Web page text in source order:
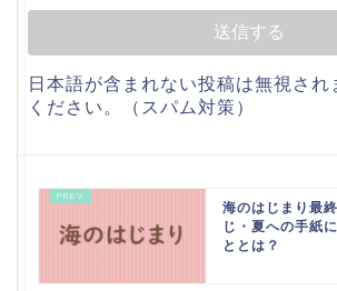
日本語が含まれない投稿は無視され
ください。（スパム対策）
海のはじまり最
じ・夏への手紙
ととは？